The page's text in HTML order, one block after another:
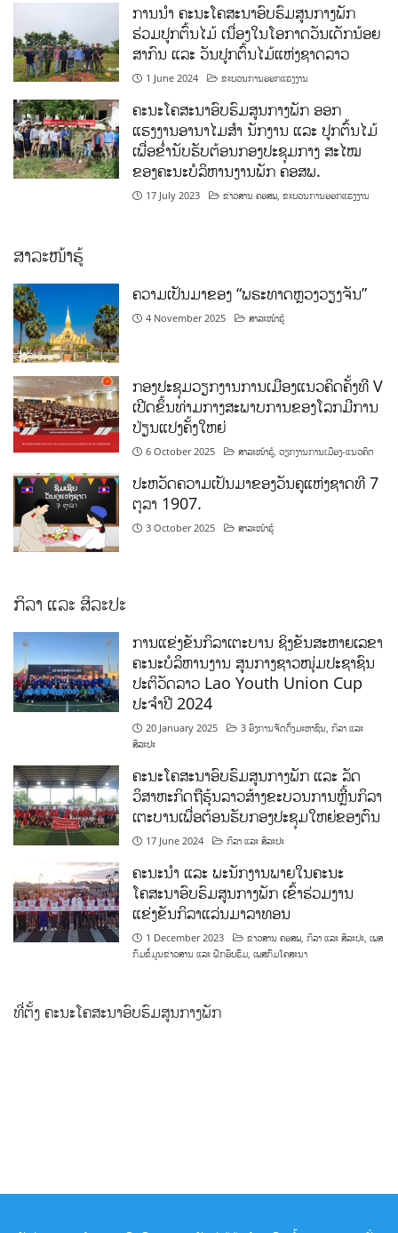
ການນໍາ ຄະນະໂຄສະນາອົບຮົມສູນກາງພັກ
ຮ່ວມປູກຕົ້ນໄມ້ ເນື່ອງໃນໂອກາດວັນເດັກນ້ອຍ
ສາກົນ ແລະ ວັນປູກຕົ້ນໄມ້ແຫ່ງຊາດລາວ
1 June 2024 ຂະບວນການອອກແຮງງານ
ຄະນະໂຄສະນາອົບຮົມສູນກາງພັກ ອອກ
ແຮງງານອານາໄມສໍາ ນັກງານ ແລະ ປູກຕົ້ນໄມ້
ເພື່ອຂໍ່ານັບຮັບຕ້ອນກອງປະຊຸມກາງ ສະໄໝ
ຂອງຄະນະບໍລິຫານງານພັກ ຄອສພ.
17 July 2023 ຂ່າວສານ ຄອສພ ,ຂະບວນການອອກແຮງງານ
ສາລະໜ້າຮູ້
ຄວາມເປັນມາຂອງ “ພຣະທາດຫຼວງວຽງຈັນ”
4 November 2025 ສາລະໜ້າຮູ້
ກອງປະຊຸມວຽກງານການເມືອງແນວຄິດຄັ້ງທີ V
ເປີດຂຶ້ນທ່າມກາງສະພາບການຂອງໂລກມີການ
ປ່ຽນແປງຄັ້ງໃຫຍ່
6 October 2025 ສາລະໜ້າຮູ້,ວຽກງານການເມືອງ-ແນວຄິດ
ປະຫວັດຄວາມເປັນມາຂອງວັນຄູແຫ່ງຊາດທີ 7
ຕຸລາ 1907.
3 October 2025 ສາລະໜ້າຮູ້
ກິລາ ແລະ ສິລະປະ
ການແຂ່ງຂັນກິລາເຕະບານ ຊິງຂັນສະຫາຍເລຂາ
ຄະນະບໍລິຫານງານ ສູນກາງຊາວໜຸ່ມປະຊາຊົນ
ປະຕິວັດລາວ Lao Youth Union Cup
ປະຈຳປີ 2024
20 January 2025 3 ອົງການຈັດຕັ້ງມະຫາຊົນ,ກິລາ ແລະ
ສິລະປະ
ຄະນະໂຄສະນາອົບຮົມສູນກາງພັກ ແລະ ລັດ
ວິສາຫະກິດຖືຮຸ້ນລາວສ້າງຂະບວນການຫຼີ້ນກິລາ
ເຕະບານເພື່ອຕ້ອນຮັບກອງປະຊຸມໃຫຍ່ຂອງຕົນ
17 June 2024 ກິລາ ແລະ ສິລະປະ
ຄະນະນຳ ແລະ ພະນັກງານພາຍໃນຄະນະ
ໂຄສະນາອົບຮົມສູນກາງພັກ ເຂົ້າຮ່ວມງານ
ແຂ່ງຂັນກິລາແລ່ນມາລາທອນ
1 December 2023 ຂ່າວສານ ຄອສພ,ກິລາ ແລະ ສິລະປະ,ເພສ
ກົມຂໍ້ມູນຂ່າວສານ ແລະ ຝຶກອົບຮົມ,ເພສກົມໂຄສະນາ
ທີ່ຕັ້ງ ຄະນະໂຄສະນາອົບຮົມສູນກາງພັກ